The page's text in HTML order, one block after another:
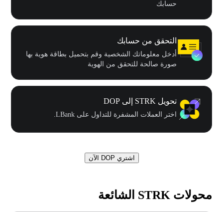
حسابك
التحقق من حسابك
أدخل معلوماتك الشخصية وقم بتحميل بطاقة هوية بها
صورة صالحة للتحقق من الهوية
تحويل STRK إلى DOP
اختر العملات المشفرة للتداول على LBank.
اشتري DOP الآن
محولات STRK الشائعة